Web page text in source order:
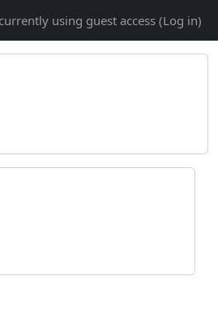
using guest access (Log in)